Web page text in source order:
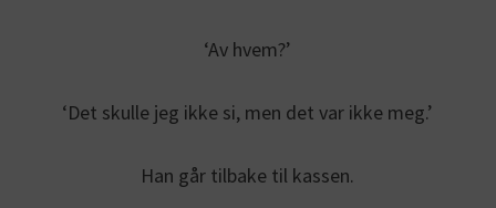
‘Av hvem?’
‘Det skulle jeg ikke si, men det var ikke meg.’
Han går tilbake til kassen.